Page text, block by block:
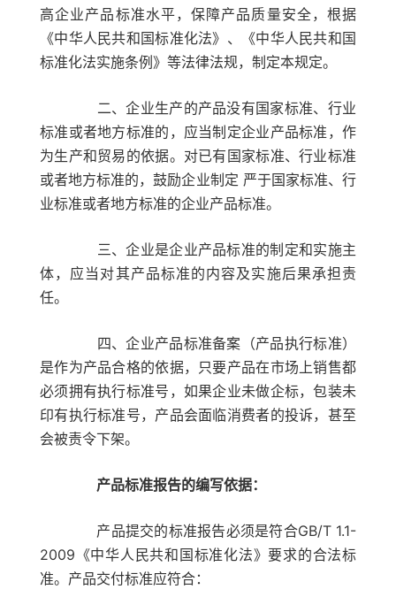
高企业产品标准水平，保障产品质量安全，根据
《中华人民共和国标准化法》、《中华人民共和国
标准化法实施条例》等法律法规，制定本规定。
二、企业生产的产品没有国家标准、行业
标准或者地方标准的，应当制定企业产品标准，作
为生产和贸易的依据。对已有国家标准、行业标准
或者地方标准的，鼓励企业制定 严于国家标准、行
业标准或者地方标准的企业产品标准。
三、企业是企业产品标准的制定和实施主
体，应当对其产品标准的内容及实施后果承担责
任。
四、企业产品标准备案（产品执行标准）
是作为产品合格的依据，只要产品在市场上销售都
必须拥有执行标准号，如果企业未做企标，包装未
印有执行标准号，产品会面临消费者的投诉，甚至
会被责令下架。
产品标准报告的编写依据：
产品提交的标准报告必须是符合GB/T 1.1-
2009《中华人民共和国标准化法》要求的合法标
准。产品交付标准应符合：